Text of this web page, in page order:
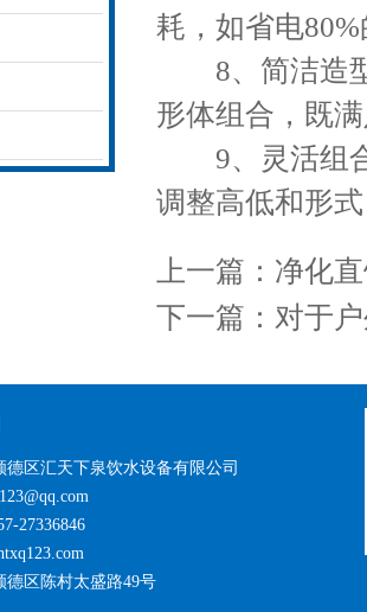
耗，如省电
8、简洁造型
形体组合，既
9、灵活组合
调整高低和形
上一篇： 净化
下一篇： 对于
德区汇天下泉饮水设备有限公司
27336846
德区陈村太盛路49号